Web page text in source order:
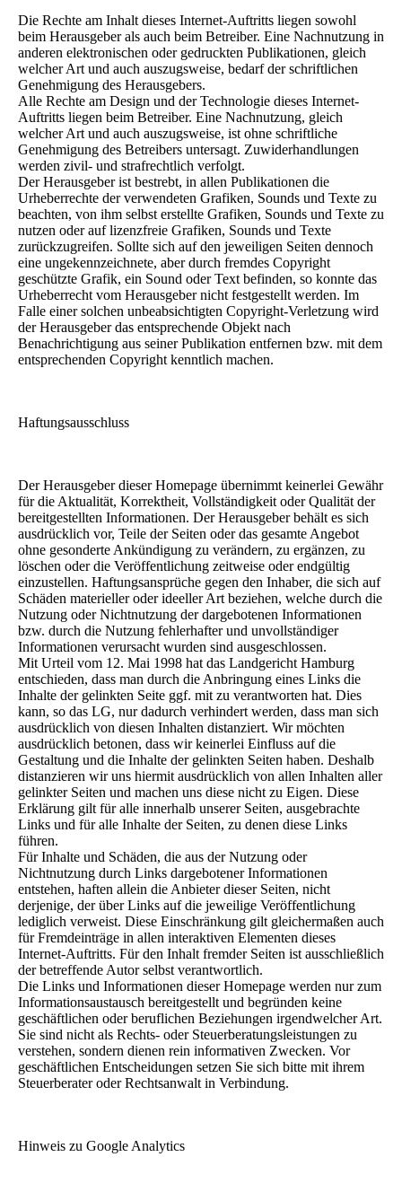
Die Rechte am Inhalt dieses Internet-Auftritts liegen sowohl
beim Herausgeber als auch beim Betreiber. Eine Nachnutzung in
anderen elektronischen oder gedruckten Publikationen, gleich
welcher Art und auch auszugsweise, bedarf der schriftlichen
Genehmigung des Herausgebers.
Alle Rechte am Design und der Technologie dieses Internet-
Auftritts liegen beim Betreiber. Eine Nachnutzung, gleich
welcher Art und auch auszugsweise, ist ohne schriftliche
Genehmigung des Betreibers untersagt. Zuwiderhandlungen
werden zivil- und strafrechtlich verfolgt.
Der Herausgeber ist bestrebt, in allen Publikationen die
Urheberrechte der verwendeten Grafiken, Sounds und Texte zu
beachten, von ihm selbst erstellte Grafiken, Sounds und Texte zu
nutzen oder auf lizenzfreie Grafiken, Sounds und Texte
zurückzugreifen. Sollte sich auf den jeweiligen Seiten dennoch
eine ungekennzeichnete, aber durch fremdes Copyright
geschützte Grafik, ein Sound oder Text befinden, so konnte das
Urheberrecht vom Herausgeber nicht festgestellt werden. Im
Falle einer solchen unbeabsichtigten Copyright-Verletzung wird
der Herausgeber das entsprechende Objekt nach
Benachrichtigung aus seiner Publikation entfernen bzw. mit dem
entsprechenden Copyright kenntlich machen.
Haftungsausschluss
Der Herausgeber dieser Homepage übernimmt keinerlei Gewähr
für die Aktualität, Korrektheit, Vollständigkeit oder Qualität der
bereitgestellten Informationen. Der Herausgeber behält es sich
ausdrücklich vor, Teile der Seiten oder das gesamte Angebot
ohne gesonderte Ankündigung zu verändern, zu ergänzen, zu
löschen oder die Veröffentlichung zeitweise oder endgültig
einzustellen. Haftungsansprüche gegen den Inhaber, die sich auf
Schäden materieller oder ideeller Art beziehen, welche durch die
Nutzung oder Nichtnutzung der dargebotenen Informationen
bzw. durch die Nutzung fehlerhafter und unvollständiger
Informationen verursacht wurden sind ausgeschlossen.
Mit Urteil vom 12. Mai 1998 hat das Landgericht Hamburg
entschieden, dass man durch die Anbringung eines Links die
Inhalte der gelinkten Seite ggf. mit zu verantworten hat. Dies
kann, so das LG, nur dadurch verhindert werden, dass man sich
ausdrücklich von diesen Inhalten distanziert. Wir möchten
ausdrücklich betonen, dass wir keinerlei Einfluss auf die
Gestaltung und die Inhalte der gelinkten Seiten haben. Deshalb
distanzieren wir uns hiermit ausdrücklich von allen Inhalten aller
gelinkter Seiten und machen uns diese nicht zu Eigen. Diese
Erklärung gilt für alle innerhalb unserer Seiten, ausgebrachte
Links und für alle Inhalte der Seiten, zu denen diese Links
führen.
Für Inhalte und Schäden, die aus der Nutzung oder
Nichtnutzung durch Links dargebotener Informationen
entstehen, haften allein die Anbieter dieser Seiten, nicht
derjenige, der über Links auf die jeweilige Veröffentlichung
lediglich verweist. Diese Einschränkung gilt gleichermaßen auch
für Fremdeinträge in allen interaktiven Elementen dieses
Internet-Auftritts. Für den Inhalt fremder Seiten ist ausschließlich
der betreffende Autor selbst verantwortlich.
Die Links und Informationen dieser Homepage werden nur zum
Informationsaustausch bereitgestellt und begründen keine
geschäftlichen oder beruflichen Beziehungen irgendwelcher Art.
Sie sind nicht als Rechts- oder Steuerberatungsleistungen zu
verstehen, sondern dienen rein informativen Zwecken. Vor
geschäftlichen Entscheidungen setzen Sie sich bitte mit ihrem
Steuerberater oder Rechtsanwalt in Verbindung.
Hinweis zu Google Analytics